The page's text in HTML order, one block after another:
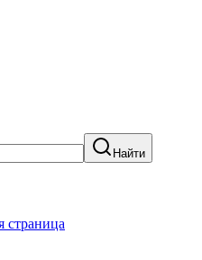
Найти
страница